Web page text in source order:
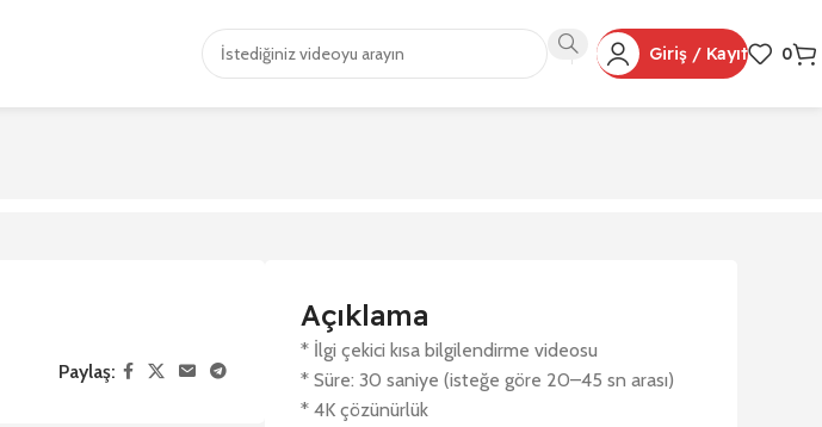
Giriş / Kayıt 0
Paylaş:
Açıklama
* İlgi çekici kısa bilgilendirme videosu
* Süre: 30 saniye (isteğe göre 20–45 sn arası)
* 4K çözünürlük